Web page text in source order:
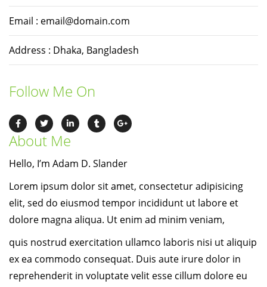
Email : email@domain.com
Address : Dhaka, Bangladesh
Follow Me On
About Me
Hello, I’m Adam D. Slander
Lorem ipsum dolor sit amet, consectetur adipisicing
elit, sed do eiusmod tempor incididunt ut labore et
dolore magna aliqua. Ut enim ad minim veniam,
quis nostrud exercitation ullamco laboris nisi ut aliquip
ex ea commodo consequat. Duis aute irure dolor in
reprehenderit in voluptate velit esse cillum dolore eu